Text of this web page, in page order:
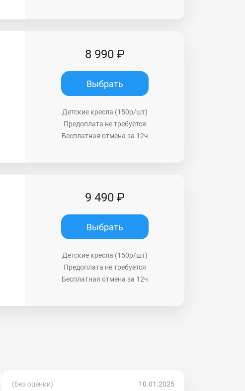
8 990 ₽
Выбрать
Детские кресла (150р/шт)
Предоплата не требуется
Бесплатная отмена за 12ч
9 490 ₽
Выбрать
Детские кресла (150р/шт)
Предоплата не требуется
Бесплатная отмена за 12ч
(Без оценки) 10.01.2025